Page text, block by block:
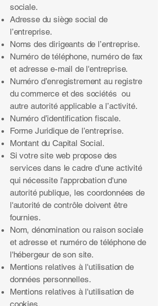
sociale.
Adresse du siège social de
l’entreprise.
Noms des dirigeants de l’entreprise.
Numéro de téléphone, numéro de fax
et adresse e-mail de l'entreprise.
Numéro d’enregistrement au registre
du commerce et des sociétés ou
autre autorité applicable a l’activité.
Numéro d’identification fiscale.
Forme Juridique de l’entreprise.
Montant du Capital Social.
Si votre site web propose des
services dans le cadre d'une activité
qui nécessite l'approbation d'une
autorité publique, les coordonnées de
l'autorité de contrôle doivent être
fournies. ​​​
Nom, dénomination ou raison sociale
et adresse et numéro de téléphone de
l'hébergeur de son site.
Mentions relatives à l'utilisation de
données personnelles.
Mentions relatives à l'utilisation de
cookies.